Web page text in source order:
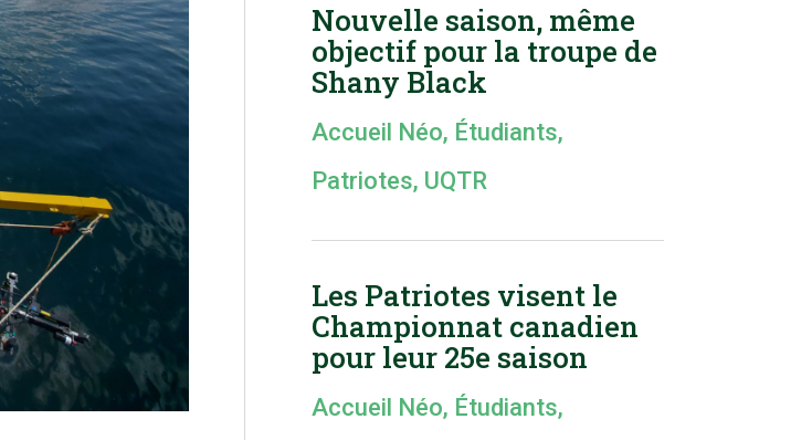
Nouvelle saison, même
objectif pour la troupe de
Shany Black
Accueil Néo, Étudiants,
Patriotes, UQTR
Les Patriotes visent le
Championnat canadien
pour leur 25e saison
Accueil Néo, Étudiants,